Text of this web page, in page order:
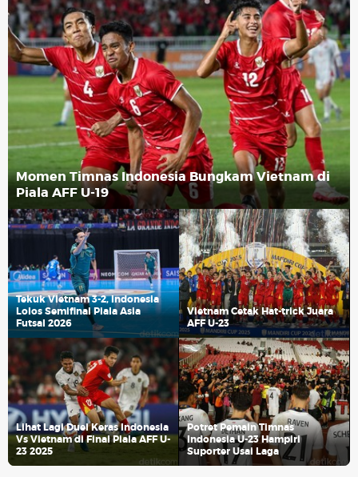
Momen Timnas Indonesia Bungkam Vietnam di
Piala AFF U-19
Tekuk Vietnam 3-2, Indonesia
Lolos Semifinal Piala Asia
Futsal 2026
Vietnam Cetak Hat-trick Juara
AFF U-23
Lihat Lagi Duel Keras Indonesia
Vs Vietnam di Final Piala AFF U-
23 2025
Potret Pemain Timnas
Indonesia U-23 Hampiri
Suporter Usai Laga